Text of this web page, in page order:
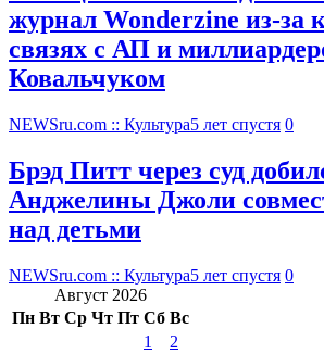
журнал Wonderzine из-за
связях с АП и
Ковальчуком
NEWSru.com :: Культура5 лет спустя 0
Брэд Питт через суд
Анджелины Джоли
над детьми
NEWSru.com :: Культура5 лет спустя 0
Август 2026
Пн Вт Ср Чт Пт Сб Вс
1
2